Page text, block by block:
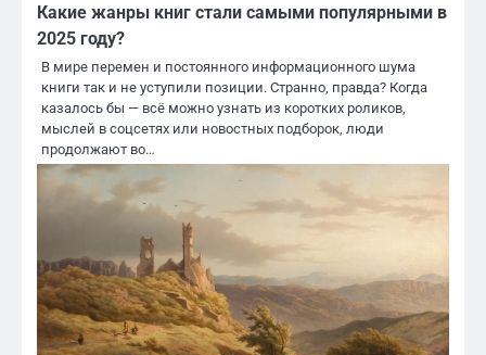
Какие жанры книг стали самыми популярными в
2025 году?
В мире перемен и постоянного информационного шума
книги так и не уступили позиции. Странно, правда? Когда
казалось бы — всё можно узнать из коротких роликов,
мыслей в соцсетях или новостных подборок, люди
продолжают во…